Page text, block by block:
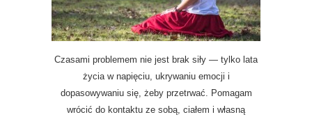
Czasami problemem nie jest brak siły — tylko lata
życia w napięciu, ukrywaniu emocji i
dopasowywaniu się, żeby przetrwać. Pomagam
wrócić do kontaktu ze sobą, ciałem i własną